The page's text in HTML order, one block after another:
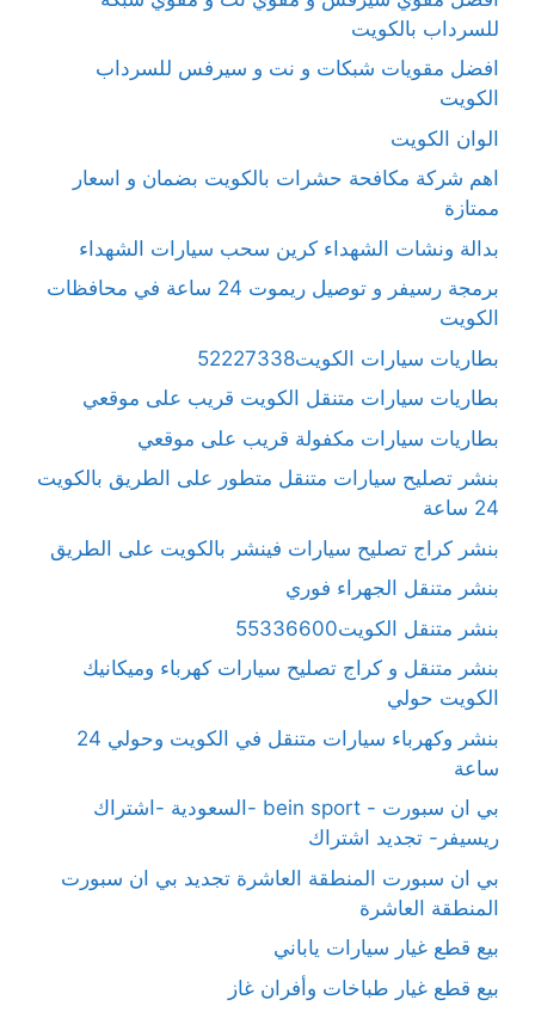
للسرداب بالكويت
افضل مقويات شبكات و نت و سيرفس للسرداب
الكويت
الوان الكويت
اهم شركة مكافحة حشرات بالكويت بضمان و اسعار
ممتازة
بدالة ونشات الشهداء كرين سحب سيارات الشهداء
برمجة رسيفر و توصيل ريموت 24 ساعة في محافظات
الكويت
بطاريات سيارات الكويت52227338
بطاريات سيارات متنقل الكويت قريب على موقعي
بطاريات سيارات مكفولة قريب على موقعي
بنشر تصليح سيارات متنقل متطور على الطريق بالكويت
24 ساعة
بنشر كراج تصليح سيارات فينشر بالكويت على الطريق
بنشر متنقل الجهراء فوري
بنشر متنقل الكويت55336600
بنشر متنقل و كراج تصليح سيارات كهرباء وميكانيك
الكويت حولي
بنشر وكهرباء سيارات متنقل في الكويت وحولي 24
ساعة
بي ان سبورت - bein sport -السعودية -اشتراك
ريسيفر- تجديد اشتراك
بي ان سبورت المنطقة العاشرة تجديد بي ان سبورت
المنطقة العاشرة
بيع قطع غيار سيارات ياباني
بيع قطع غيار طباخات وأفران غاز